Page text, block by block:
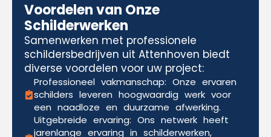
Voordelen van Onze
Schilderwerken
Samenwerken met professionele
schildersbedrijven uit Attenhoven biedt
diverse voordelen voor uw project:
Professioneel vakmanschap: Onze ervaren
schilders leveren hoogwaardig werk voor
een naadloze en duurzame afwerking.
Uitgebreide ervaring: Ons netwerk heeft
jarenlange ervaring in schilderwerken,